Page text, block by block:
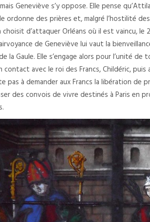
Geneviève s’y oppose. Elle pense
ordonne des prières et, malgré l’hostilité
d’attaquer Orléans où il est vaincu, le
de Geneviève lui vaut la
Gaule. Elle s’engage alors pour l’unité de
contact avec le roi des Francs, Childéric,
pas à demander aux Francs la libération de
des convois de vivre destinés à Paris en